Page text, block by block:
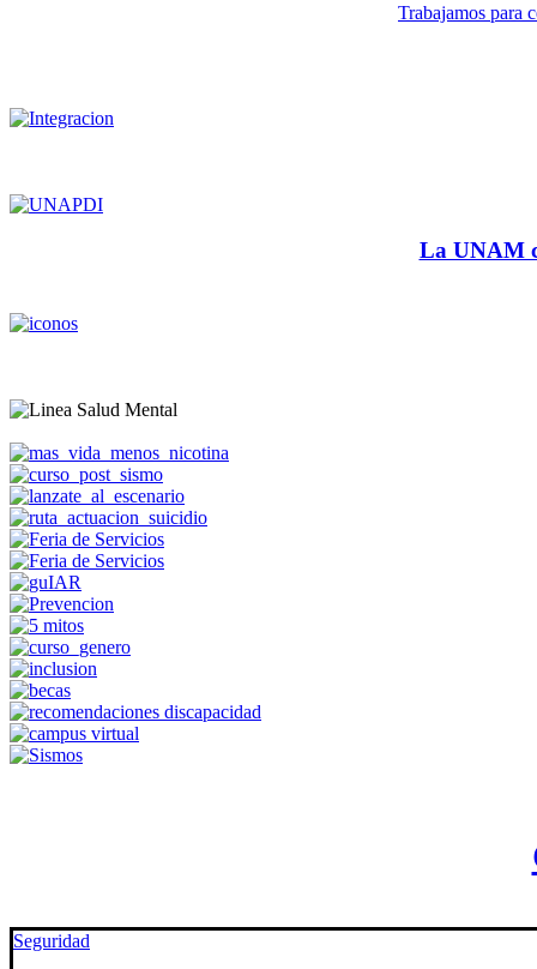
Trabajamos para
La UNAM
Seguridad